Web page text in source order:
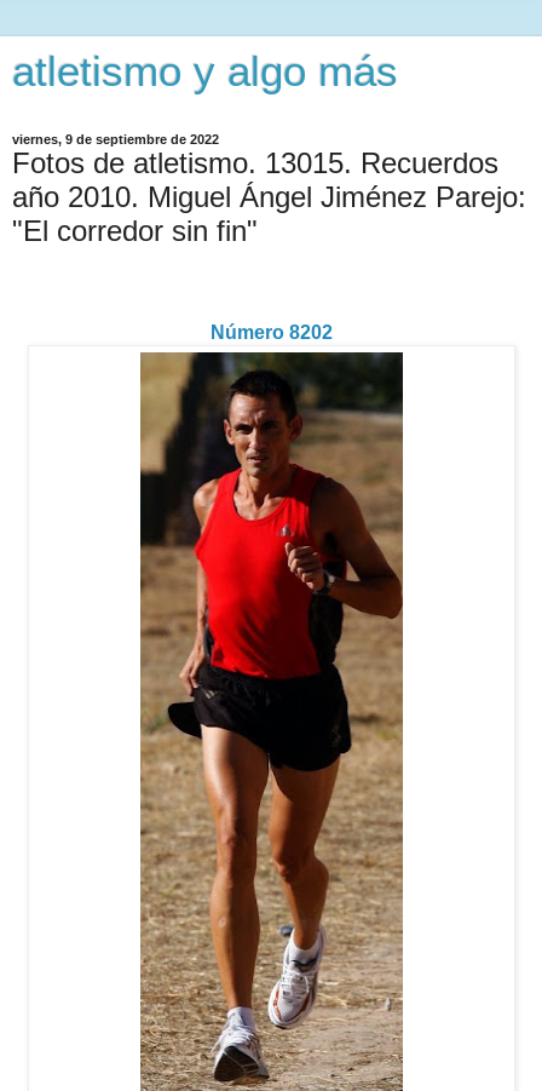
atletismo y algo más
viernes, 9 de septiembre de 2022
Fotos de atletismo. 13015. Recuerdos
año 2010. Miguel Ángel Jiménez Parejo:
"El corredor sin fin"
Número 8202